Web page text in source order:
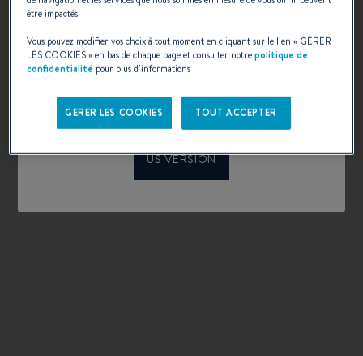
Welcome to Beneteau
configurator
Please confirm your language choice.
INTERNATIONAL VERSION
US VERSION
Configuration personnalisée
SÉLECTIONNER
être impactés.
Vous pouvez modifier vos choix à tout moment en cliquant sur le lien « GERER
LES COOKIES» en bas de chaque page et consulter notrepolitique de
confidentialité pour plus d’informations
GERER LES COOKIES TOUT ACCEPTER